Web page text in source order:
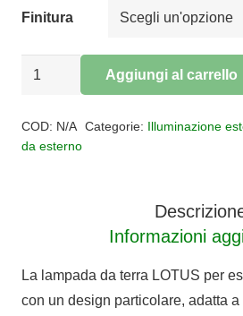
Finitura
Paletto
LOTUS
Aggiungi al carrello
COD: N/A Categorie: Illuminazione
da esterno
Informazioni
La lampada da terra LOTUS per
con un design particolare, adatta